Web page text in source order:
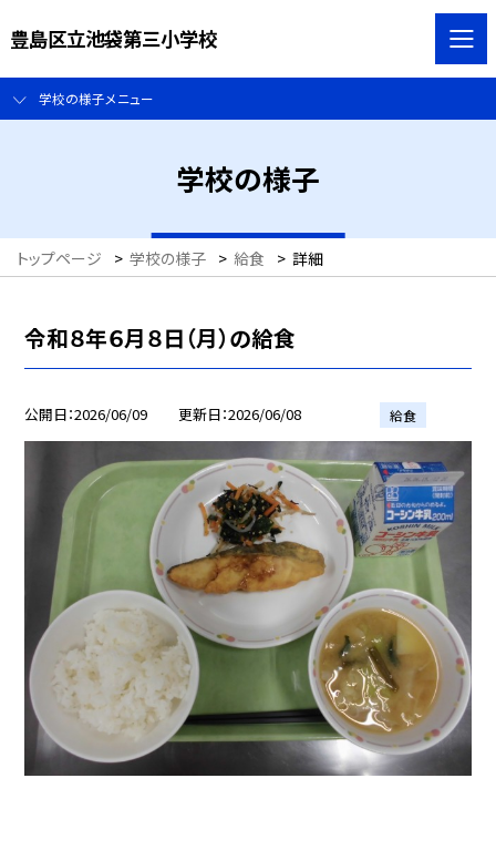
豊島区立池袋第三小学校
学校の様子メニュー
学校の様子
トップページ > 学校の様子 > 給食 > 詳細
令和８年６月８日（月）の給食
公開日 2026/06/09 更新日 2026/06/08 給食